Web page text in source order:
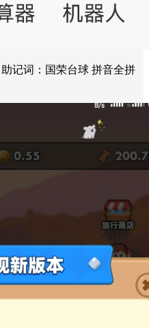
记词：国荣台球 拼音全拼